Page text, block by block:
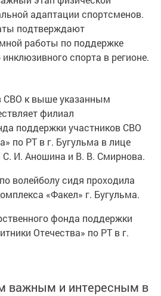
адаптации спортсменов.
подтверждают
работы по поддержке
спорта в регионе.
СВО к выше указанным
филиал
поддержки участников СВО
по РТ в г. Бугульма в лице
С. И. Аношина и В. В. Смирнова.
волейболу сидя проходила
«Факел» г. Бугульма.
фонда поддержки
Отечества» по РТ в г.
важным и интересным в